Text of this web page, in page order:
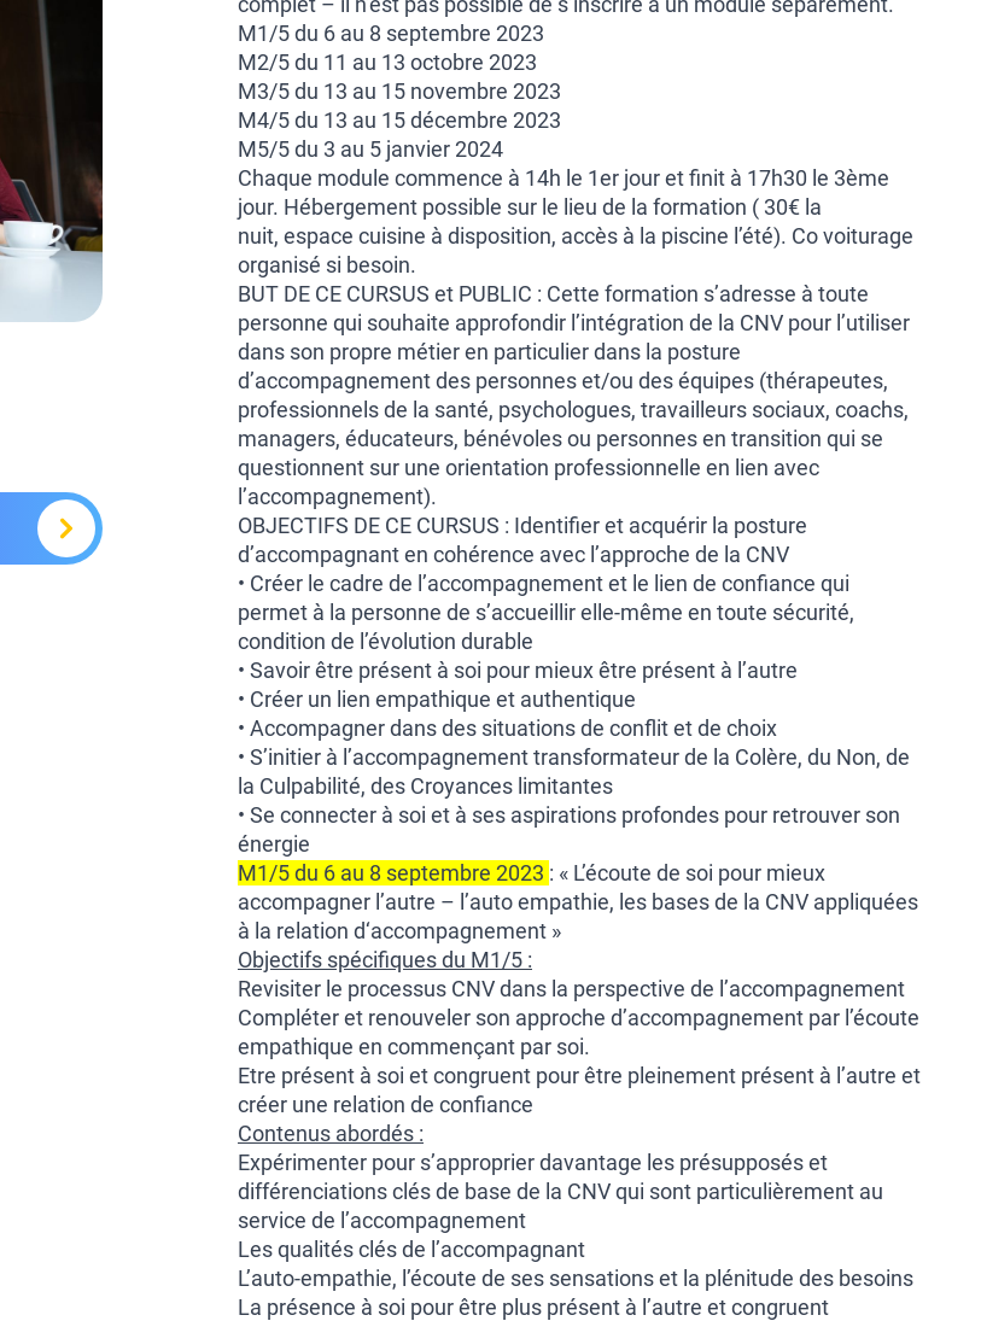
M1/5 du 6 au 8 septembre 2023
M2/5 du 11 au 13 octobre 2023
M3/5 du 13 au 15 novembre 2023
M4/5 du 13 au 15 décembre 2023
M5/5 du 3 au 5 janvier 2024
Chaque module commence à 14h le 1er jour et finit à 17h30 le 3ème
jour. Hébergement possible sur le lieu de la formation ( 30€ la
nuit, espace cuisine à disposition, accès à la piscine l’été). Co voiturage
organisé si besoin.
BUT DE CE CURSUS et PUBLIC : Cette formation s’adresse à toute
personne qui souhaite approfondir l’intégration de la CNV pour l’utiliser
dans son propre métier en particulier dans la posture
d’accompagnement des personnes et/ou des équipes (thérapeutes,
professionnels de la santé, psychologues, travailleurs sociaux, coachs,
managers, éducateurs, bénévoles ou personnes en transition qui se
questionnent sur une orientation professionnelle en lien avec
l’accompagnement).
OBJECTIFS DE CE CURSUS : Identifier et acquérir la posture
d’accompagnant en cohérence avec l’approche de la CNV
• Créer le cadre de l’accompagnement et le lien de confiance qui
permet à la personne de s’accueillir elle-même en toute sécurité,
condition de l’évolution durable
• Savoir être présent à soi pour mieux être présent à l’autre
• Créer un lien empathique et authentique
• Accompagner dans des situations de conflit et de choix
• S’initier à l’accompagnement transformateur de la Colère, du Non, de
la Culpabilité, des Croyances limitantes
• Se connecter à soi et à ses aspirations profondes pour retrouver son
énergie
M1/5 du 6 au 8 septembre 2023 : « L’écoute de soi pour mieux
accompagner l’autre – l’auto empathie, les bases de la CNV appliquées
à la relation d‘accompagnement »
Objectifs spécifiques du M1/5 :
Revisiter le processus CNV dans la perspective de l’accompagnement
Compléter et renouveler son approche d’accompagnement par l’écoute
empathique en commençant par soi.
Etre présent à soi et congruent pour être pleinement présent à l’autre et
créer une relation de confiance
Contenus abordés :
Expérimenter pour s’approprier davantage les présupposés et
différenciations clés de base de la CNV qui sont particulièrement au
service de l’accompagnement
Les qualités clés de l’accompagnant
L’auto-empathie, l’écoute de ses sensations et la plénitude des besoins
La présence à soi pour être plus présent à l’autre et congruent